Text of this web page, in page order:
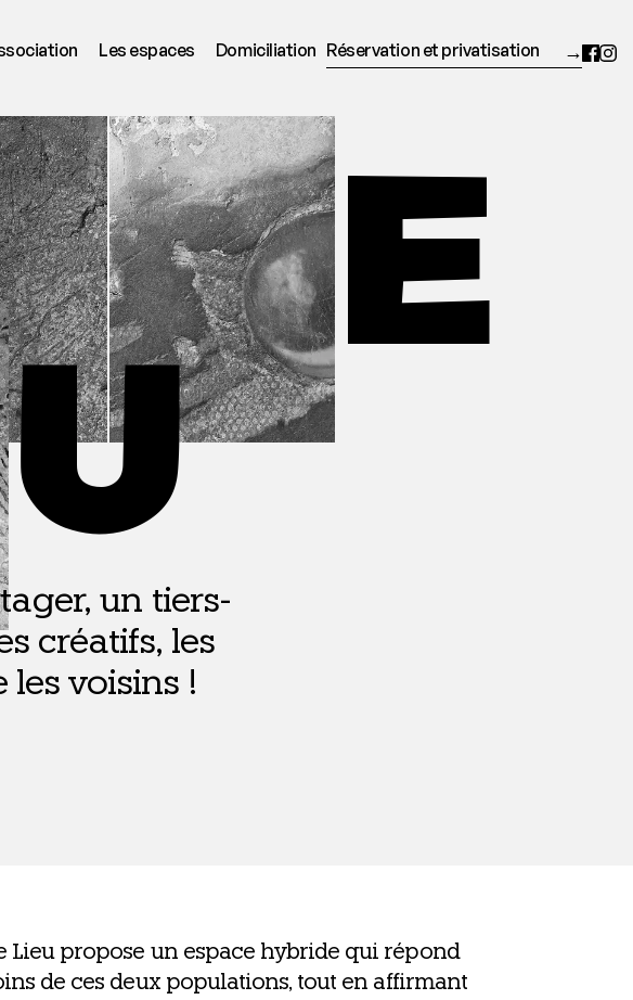
Les espaces Domiciliation Réservation et privatisation
M E
U
un tiers-
créa­tifs, les
les voisins !
Lieu pro­pose un espace hybride qui répond
de ces deux popu­la­tions, tout en affir­mant